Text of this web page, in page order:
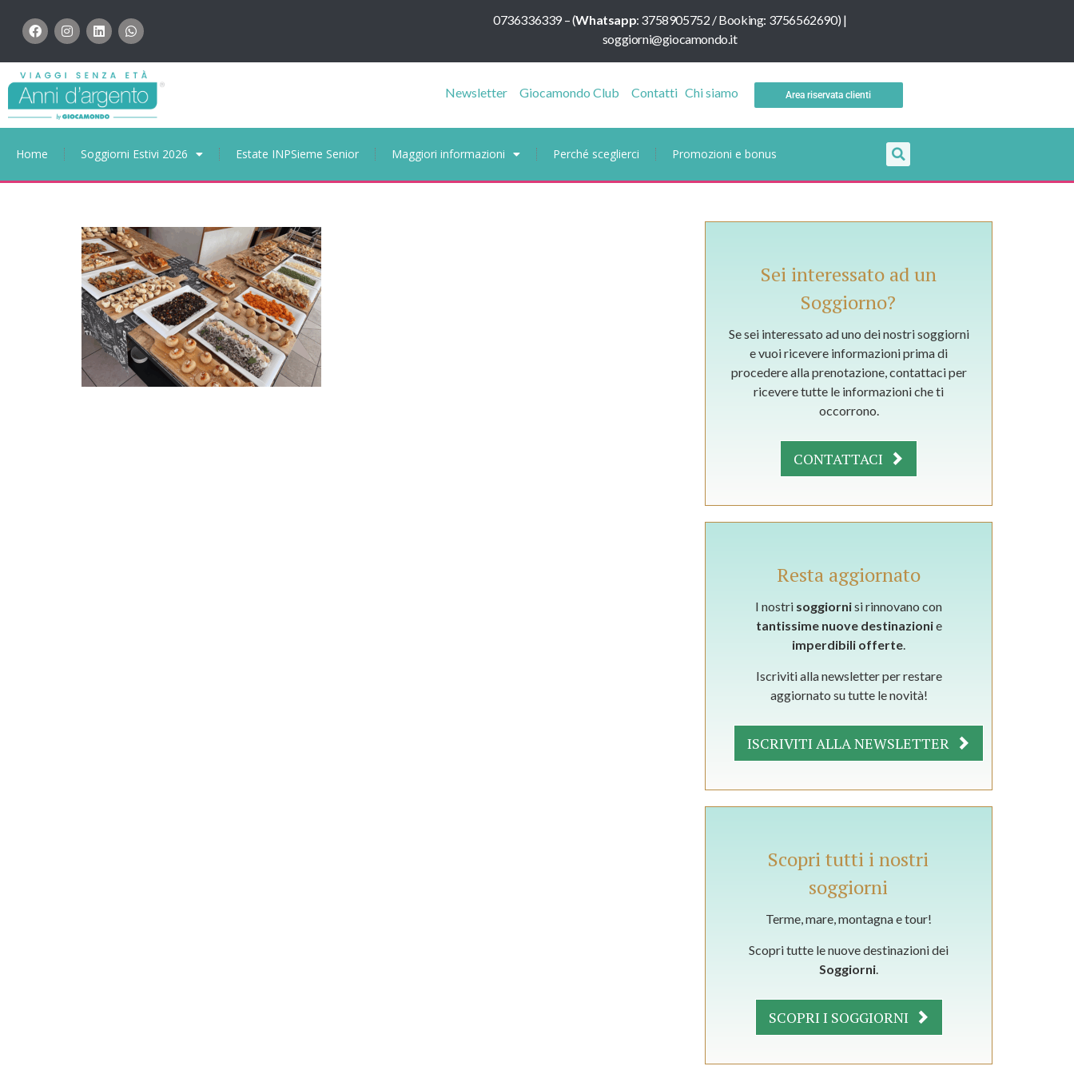
0736336339 –(Whatsapp: 3758905752 /Booking: 3756562690) |
soggiorni@giocamondo.it
Newsletter Giocamondo Club Contatti Chi siamo Area riservata clienti
Home Soggiorni Estivi 2026 Estate INPSieme Senior Maggiori informazioni Perché sceglierci Promozioni e bonus
Sei interessato ad un
Soggiorno?
Se sei interessato ad uno dei nostri soggiorni
e vuoi ricevere informazioni prima di
procedere alla prenotazione, contattaci per
ricevere tutte le informazioni che ti
occorrono.
CONTATTACI
Resta aggiornato
I nostri soggiornisi rinnovano con
tantissime nuove destinazionie
imperdibili offerte
Iscriviti alla newsletter per restare
aggiornato su tutte le novità!
ISCRIVITI ALLA NEWSLETTER
Scopri tutti i nostri
soggiorni
Terme, mare, montagna e tour!
Scopri tutte le nuove destinazioni dei
Soggiorni
SCOPRI I SOGGIORNI